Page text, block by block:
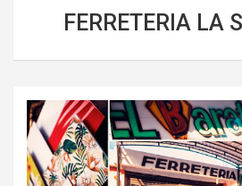
FERRETERIA LA